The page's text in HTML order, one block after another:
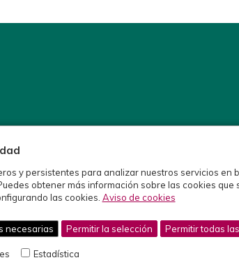
y persistentes para analizar nuestros servicios en
obtener más información sobre las cookies que
las cookies. Aviso de cookies
necesarias Permitir la selección Permitir todas
Estadística